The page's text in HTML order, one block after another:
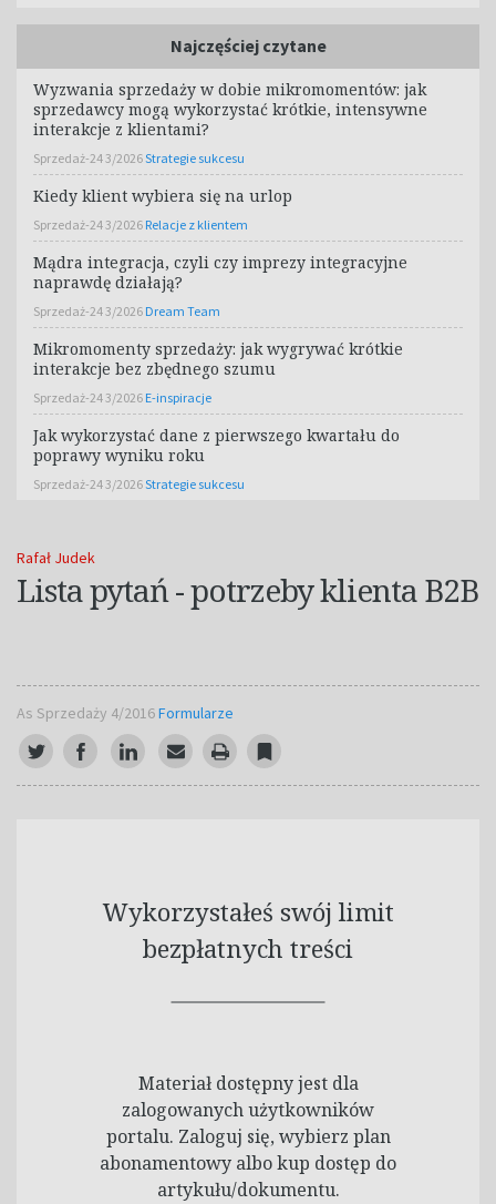
Rafał Judek
Lista pytań - potrzeby klienta B2B
As Sprzedaży 4/2016Formularze
Wykorzystałeś swój limit
bezpłatnych treści
Materiał dostępny jest dla
zalogowanych użytkowników
portalu. Zaloguj się, wybierz plan
abonamentowy albo kup dostęp do
artykułu/dokumentu.
Najczęściej czytane
Wyzwania sprzedaży w dobie mikromomentów: jak
sprzedawcy mogą wykorzystać krótkie, intensywne
interakcje z klientami?
Sprzedaż-24 3/2026Strategie sukcesu
Kiedy klient wybiera się na urlop
Sprzedaż-24 3/2026 Relacje z klientem
Mądra integracja, czyli czy imprezy integracyjne
naprawdę działają?
Sprzedaż-24 3/2026 Dream Team
Mikromomenty sprzedaży: jak wygrywać krótkie
interakcje bez zbędnego szumu
Sprzedaż-24 3/2026 E-inspiracje
Jak wykorzystać dane z pierwszego kwartału do
poprawy wyniku roku
Sprzedaż-24 3/2026Strategie sukcesu